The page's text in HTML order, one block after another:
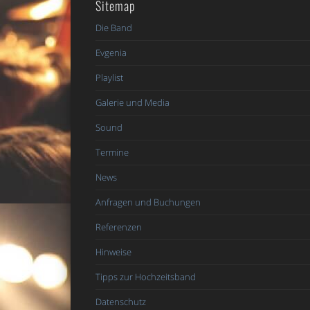
Sitemap
Die Band
Evgenia
Playlist
Galerie und Media
Sound
Termine
News
Anfragen und Buchungen
Referenzen
Hinweise
Tipps zur Hochzeitsband
Datenschutz